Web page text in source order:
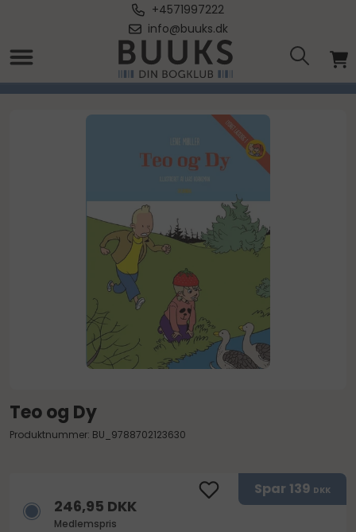
+4571997222
info@buuks.dk
Forside
Teo og Dy
Produktnummer: BU_9788702123630
Spar 139 DKK
246,95 DKK
Medlemspris